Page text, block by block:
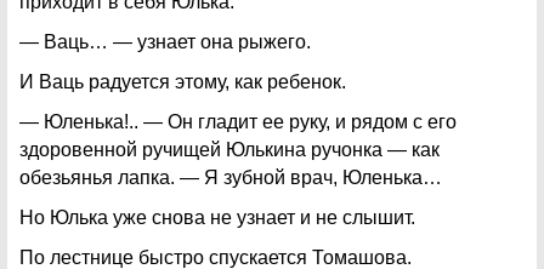
— Ваць… — узнает она рыжего.
И Ваць радуется этому, как ребенок.
— Юленька!.. — Он гладит ее руку, и рядом с его
здоровенной ручищей Юлькина ручонка — как
обезьянья лапка. — Я зубной врач, Юленька…
Но Юлька уже снова не узнает и не слышит.
По лестнице быстро спускается Томашова.